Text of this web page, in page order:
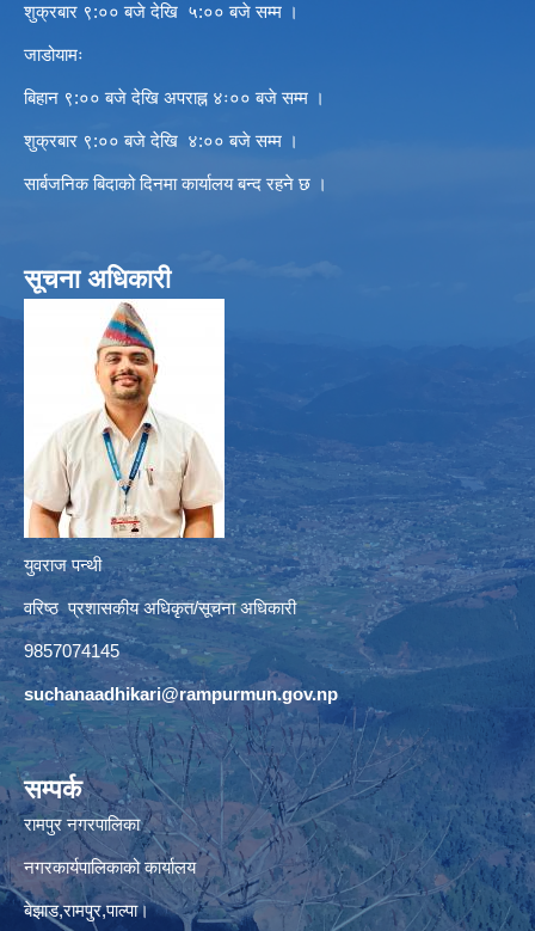
शुक्रबार ९:०० बजे देखि ५:०० बजे सम्म ।
जाडोयामः
बिहान ९:०० बजे देखि अपराह्न ४ः०० बजे सम्म ।
शुक्रबार ९:०० बजे देखि ४:०० बजे सम्म ।
सार्बजनिक बिदाको दिनमा कार्यालय बन्द रहने छ ।
सूचना अधिकारी
युवराज पन्थी
वरिष्ठ प्रशासकीय अधिकृत/सूचना अधिकारी
9857074145
suchanaadhikari@rampurmun.gov.np
सम्पर्क
रामपुर नगरपालिका
नगरकार्यपालिकाको कार्यालय
बेझाड,रामपुर,पाल्पा।